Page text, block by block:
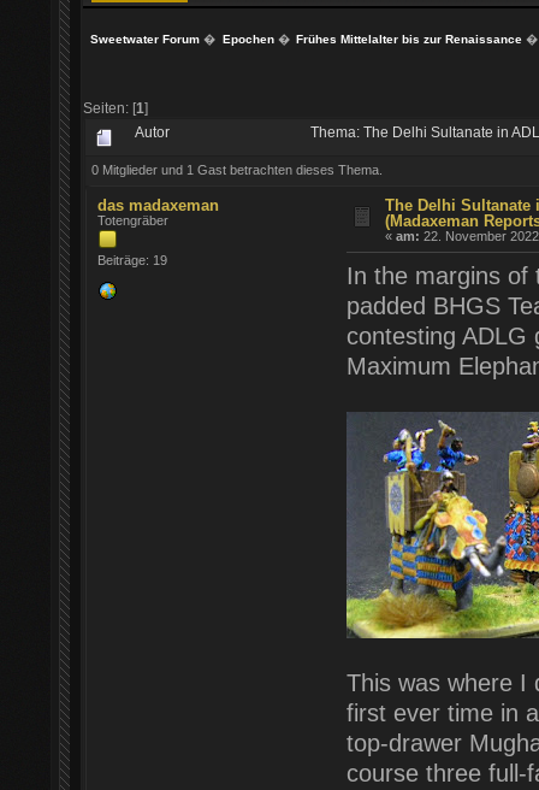
Sweetwater Forum � Epochen� Frühes Mittelalter bis zur Renaissance�
Seiten: [1]
Autor Thema: The Delhi Sultanate in
0 Mitglieder und 1 Gast betrachten dieses Thema.
das madaxeman
Totengräber
Beiträge: 19
The Delhi Sultanate
(Madaxeman
«am: 22. November
In the margins
padded BHGS
contesting ADLG
Maximum
This was where I
first ever time in
top-drawer
course three full-